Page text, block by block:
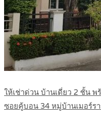
ให้เช่าด่วน บ้านเดี่ยว 2 ชั้น
ซอยคู้บอน 34 หมู่บ้านเมอร์ร